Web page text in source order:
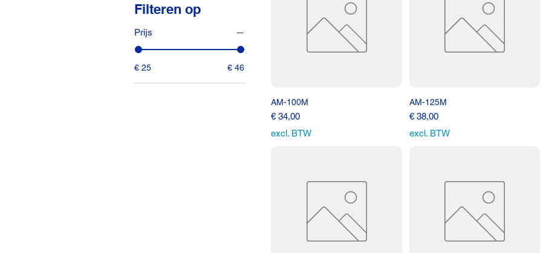
Filteren op
Prijs
€ 25 € 46
AM-100M
Prijs
€ 34,00
excl. BTW
AM-125M
Prijs
€ 38,00
excl. BTW